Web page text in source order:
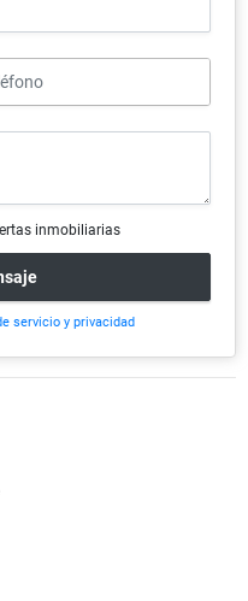
inmobiliarias
servicio y privacidad